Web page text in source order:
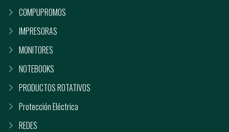
COMPUPROMOS
IMPRESORAS
MONITORES
NOTEBOOKS
PRODUCTOS ROTATIVOS
Protección Eléctrica
REDES